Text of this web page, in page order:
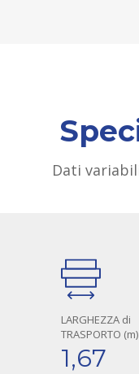
Dati
LARGHEZZA di
TRASPORTO (m)
1,67